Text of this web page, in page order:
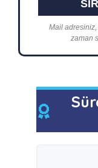
Mail adresiniz,
zaman